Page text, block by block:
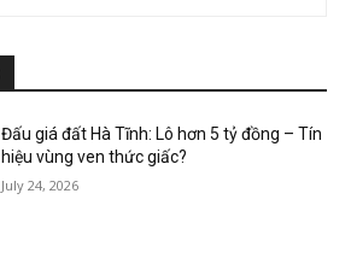
Đấu giá đất Hà Tĩnh: Lô hơn 5 tỷ đồng – Tín
hiệu vùng ven thức giấc?
July 24, 2026